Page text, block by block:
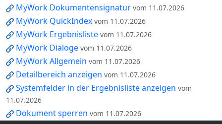
MyWork Dokumentensignatur vom 11.07.2026
MyWork QuickIndex vom 11.07.2026
MyWork Ergebnisliste vom 11.07.2026
MyWork Dialoge vom 11.07.2026
MyWork Allgemein vom 11.07.2026
Detailbereich anzeigen vom 11.07.2026
Systemfelder in der Ergebnisliste anzeigen vom
11.07.2026
Dokument sperren vom 11.07.2026